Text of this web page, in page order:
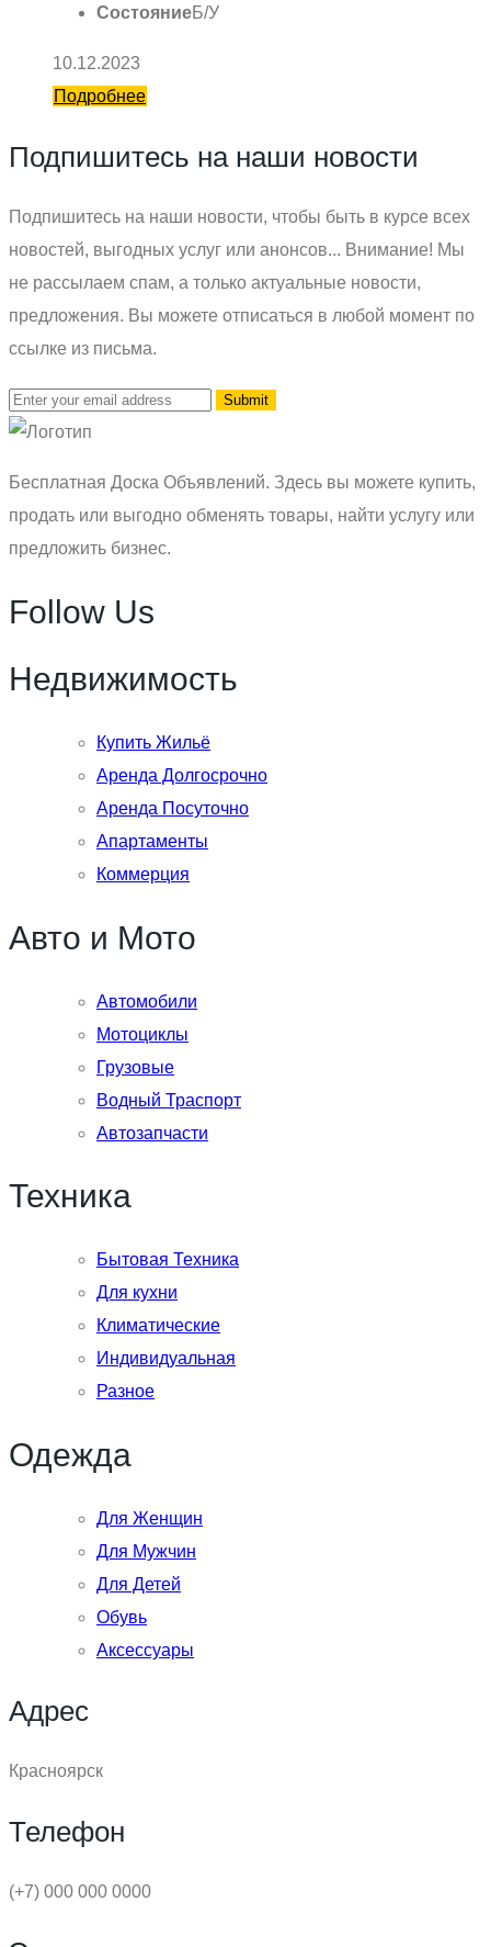
СостояниеБ/У
10.12.2023
Подробнее
Подпишитесь на наши новости
Подпишитесь на наши новости, чтобы быть в курсе всех
новостей, выгодных услуг или анонсов... Внимание! Мы
не рассылаем спам, а только актуальные новости,
предложения. Вы можете отписаться в любой момент по
ссылке из письма.
Бесплатная Доска Объявлений. Здесь вы можете купить,
продать или выгодно обменять товары, найти услугу или
предложить бизнес.
Follow Us
Недвижимость
Купить Жильё
Аренда Долгосрочно
Аренда Посуточно
Апартаменты
Коммерция
Авто и Мото
Автомобили
Мотоциклы
Грузовые
Водный Траспорт
Автозапчасти
Техника
Бытовая Техника
Для кухни
Климатические
Индивидуальная
Разное
Одежда
Для Женщин
Для Мужчин
Для Детей
Обувь
Аксессуары
Адрес
Красноярск
Телефон
(+7) 000 000 0000